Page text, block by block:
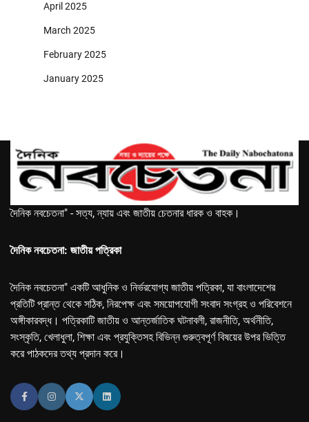
April 2025
March 2025
February 2025
January 2025
দৈনিক নবচেতনা" - সত্য, ন্যায় এবং জাতীয় চেতনার ধারক ও বাহক।
দৈনিক নবচেতনা: জাতীয় পত্রিকা
দৈনিক নবচেতনা" একটি আধুনিক ও নির্ভরযোগ্য জাতীয় পত্রিকা, যা বাংলাদেশের
প্রতিটি প্রান্ত থেকে সঠিক, নিরপেক্ষ এবং সময়োপযোগী সংবাদ সংগ্রহ ও পরিবেশনে
অঙ্গীকারবদ্ধ। পত্রিকাটি জাতীয় ও আন্তর্জাতিক ঘটনাবলী, রাজনীতি, অর্থনীতি,
সংস্কৃতি, খেলাধুলা, শিক্ষা এবং প্রযুক্তিসহ বিভিন্ন গুরুত্বপূর্ণ বিষয়ের উপর ভিত্তি
করে পাঠকদের তথ্য প্রদান করে।